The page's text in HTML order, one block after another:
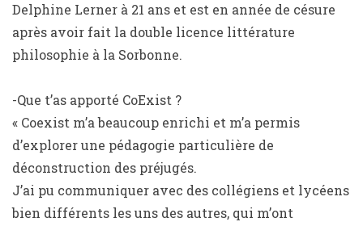
Delphine Lerner à 21 ans et est en année de césure
après avoir fait la double licence littérature
philosophie à la Sorbonne.
-Que t’as apporté CoExist ?
« Coexist m’a beaucoup enrichi et m’a permis
d’explorer une pédagogie particulière de
déconstruction des préjugés.
J’ai pu communiquer avec des collégiens et lycéens
bien différents les uns des autres, qui m’ont